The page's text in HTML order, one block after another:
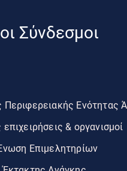
Σύνδεσμοι
Περιφερειακής Ενότητας
& οργανισμοί
Επιμελητηρίων